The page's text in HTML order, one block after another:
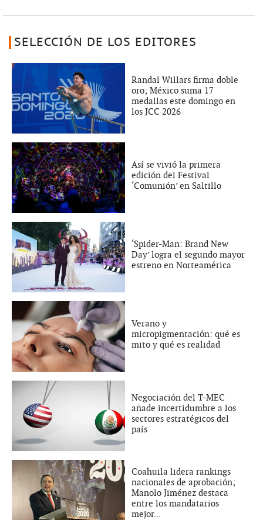
SELECCIÓN DE LOS EDITORES
Randal Willars firma doble
oro; México suma 17
medallas este domingo en
los JCC 2026
Así se vivió la primera
edición del Festival
‘Comunión’ en Saltillo
‘Spider-Man: Brand New
Day’ logra el segundo mayor
estreno en Norteamérica
Verano y
micropigmentación: qué es
mito y qué es realidad
Negociación del T-MEC
añade incertidumbre a los
sectores estratégicos del
país
Coahuila lidera rankings
nacionales de aprobación;
Manolo Jiménez destaca
entre los mandatarios
mejor...